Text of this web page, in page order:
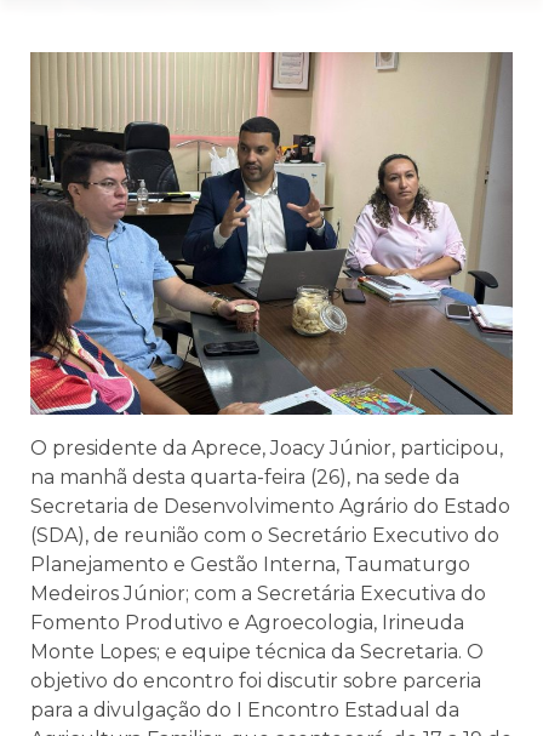
O presidente da Aprece, Joacy Júnior, participou,
na manhã desta quarta-feira (26), na sede da
Secretaria de Desenvolvimento Agrário do Estado
(SDA), de reunião com o Secretário Executivo do
Planejamento e Gestão Interna, Taumaturgo
Medeiros Júnior; com a Secretária Executiva do
Fomento Produtivo e Agroecologia, Irineuda
Monte Lopes; e equipe técnica da Secretaria. O
objetivo do encontro foi discutir sobre parceria
para a divulgação do I Encontro Estadual da